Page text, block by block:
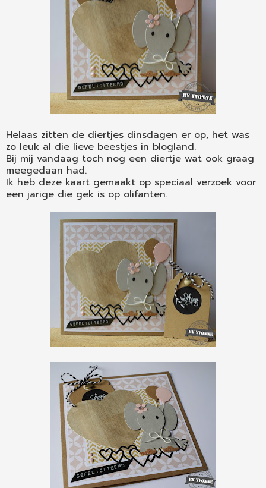
Helaas zitten de diertjes dinsdagen er op, het was
zo leuk al die lieve beestjes in blogland.
Bij mij vandaag toch nog een diertje wat ook graag
meegedaan had.
Ik heb deze kaart gemaakt op speciaal verzoek voor
een jarige die gek is op olifanten.